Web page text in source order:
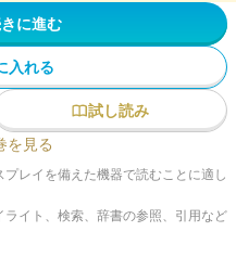
に進む
入れる
試し読み
を見る
レイを備えた機器で読むことに適し
イト、検索、辞書の参照、引用など